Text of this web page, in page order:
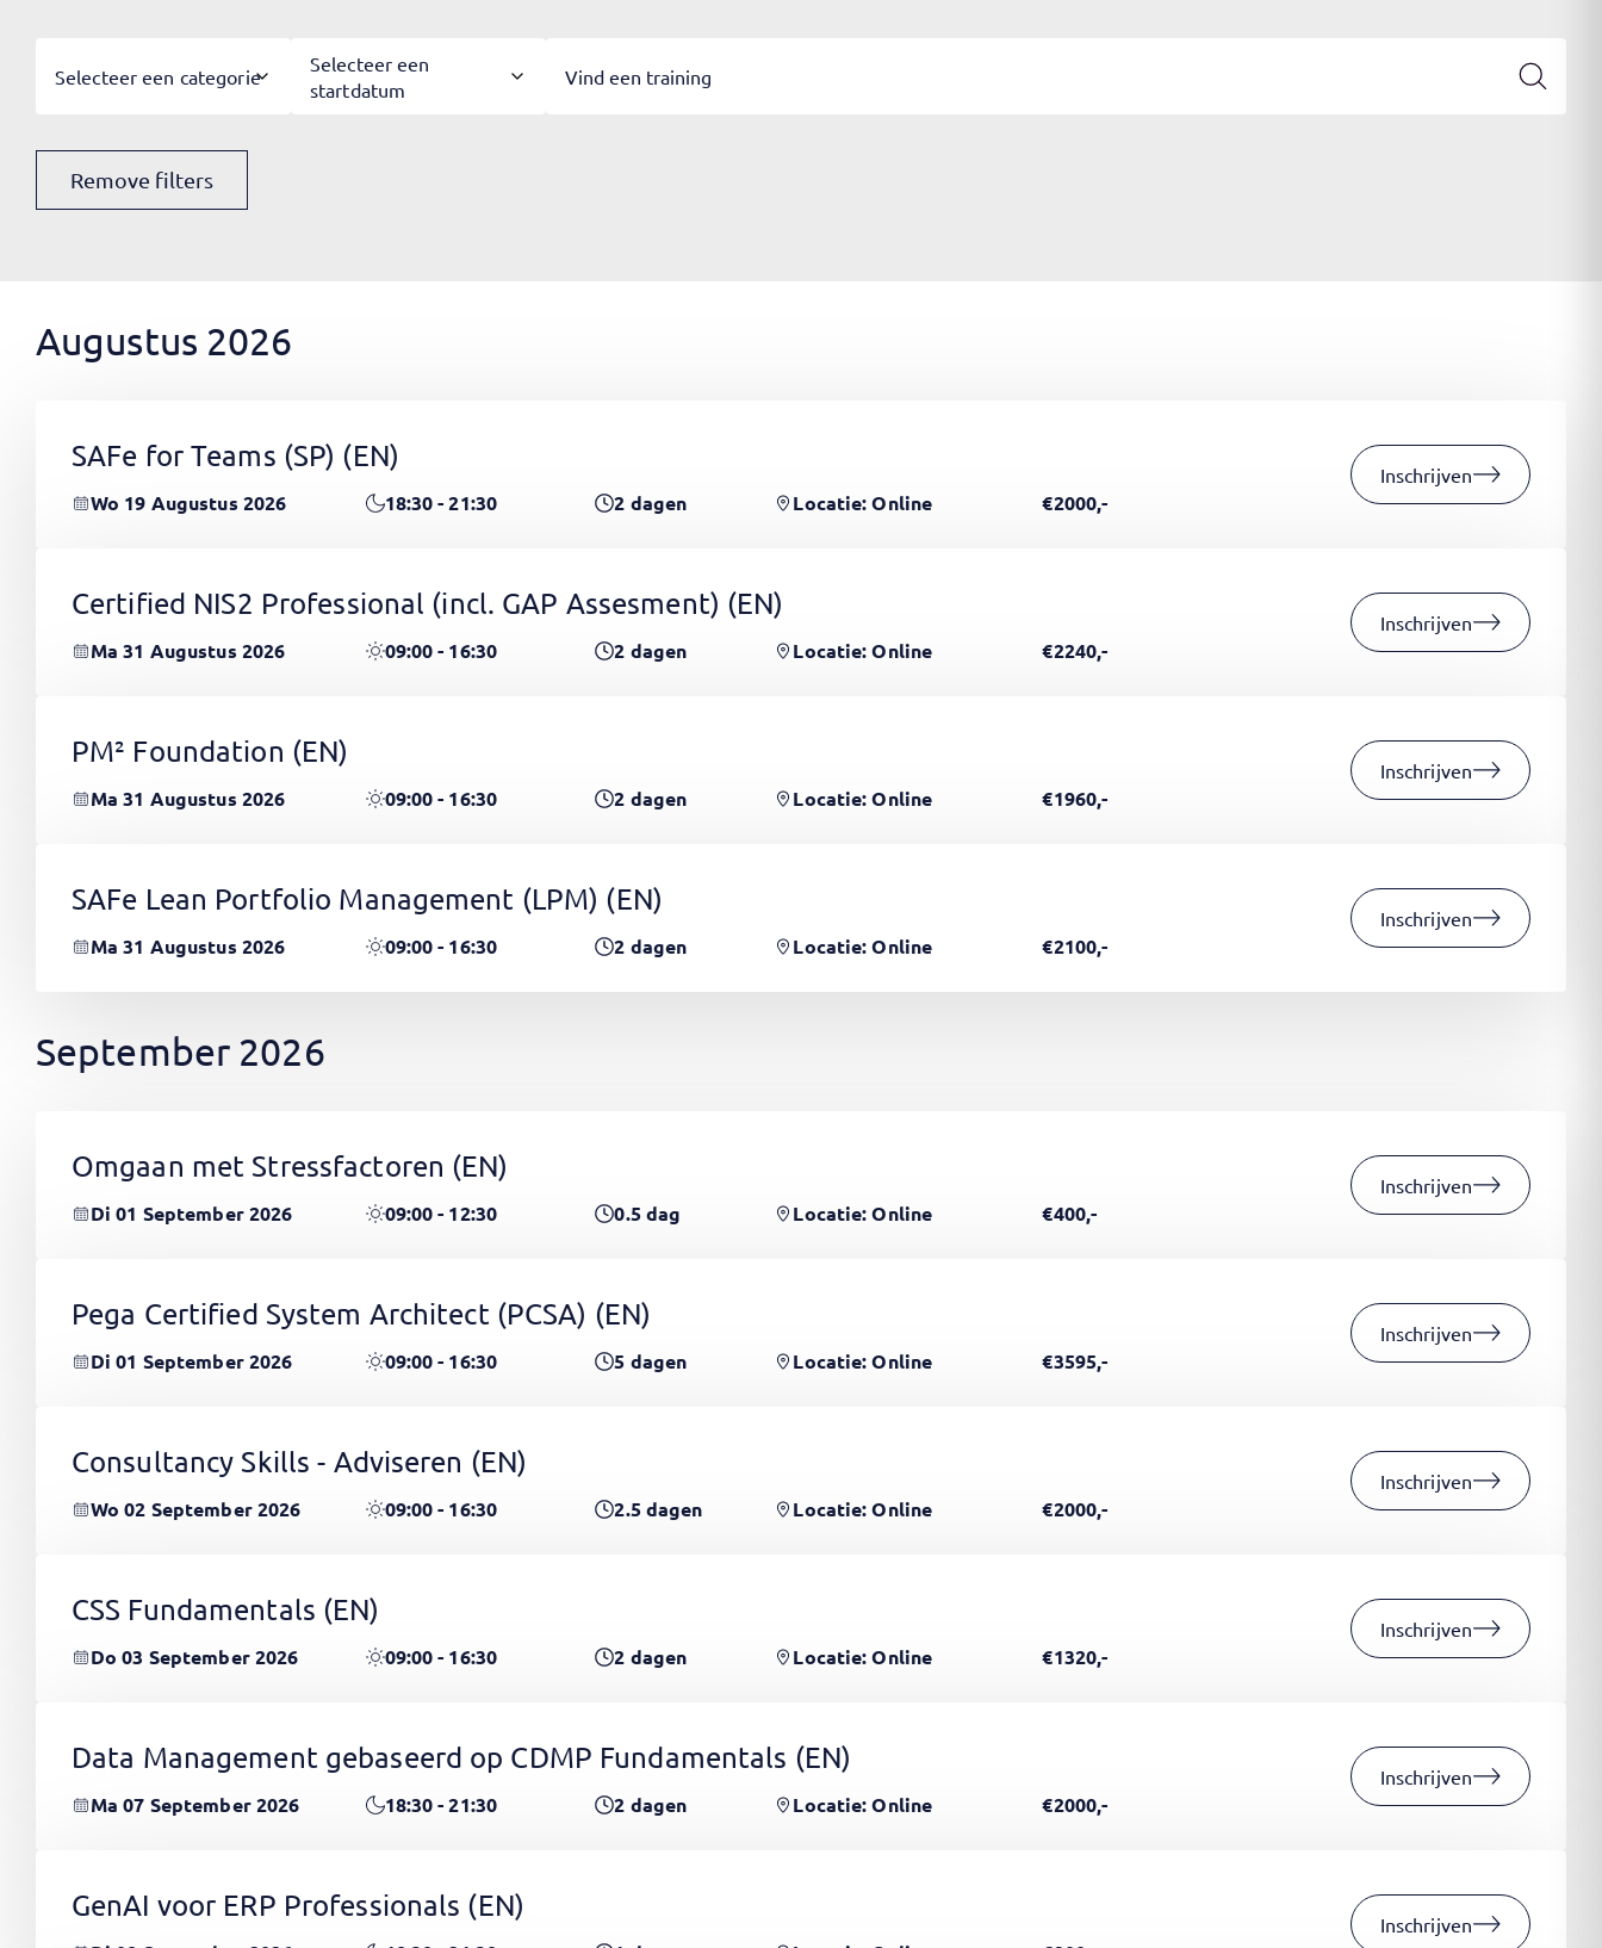
Selecteer een categorie
Selecteer een
startdatum
Remove filters
Augustus 2026
SAFe for Teams (SP) (EN)
Wo 19 Augustus 2026 18:30 - 21:30 2 dagen Locatie: Online €2000,-
Inschrijven
Certified NIS2 Professional (incl. GAP Assesment) (EN)
Ma 31 Augustus 2026 09:00 - 16:30 2 dagen Locatie: Online €2240,-
Inschrijven
PM² Foundation (EN)
Ma 31 Augustus 2026 09:00 - 16:30 2 dagen Locatie: Online €1960,-
Inschrijven
SAFe Lean Portfolio Management (LPM) (EN)
Ma 31 Augustus 2026 09:00 - 16:30 2 dagen Locatie: Online €2100,-
Inschrijven
September 2026
Omgaan met Stressfactoren (EN)
Di 01 September 2026 09:00 - 12:30 0.5dag Locatie: Online €400,-
Inschrijven
Pega Certified System Architect (PCSA) (EN)
Di 01 September 2026 09:00 - 16:30 5 dagen Locatie: Online €3595,-
Inschrijven
Consultancy Skills - Adviseren (EN)
Wo 02 September 2026 09:00 - 16:30 2.5dagen Locatie: Online €2000,-
Inschrijven
CSS Fundamentals (EN)
Do 03 September 2026 09:00 - 16:30 2 dagen Locatie: Online €1320,-
Inschrijven
Data Management gebaseerd op CDMP Fundamentals (EN)
Ma 07 September 2026 18:30 - 21:30 2 dagen Locatie: Online €2000,-
Inschrijven
GenAI voor ERP Professionals (EN)
Inschrijven